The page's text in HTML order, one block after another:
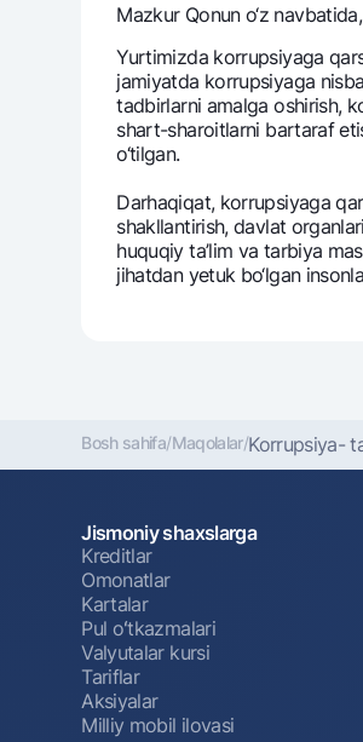
Qidirish
Foydali havolalar
Ko'p beriladigan savollar
Bizni ijtimoiy tarmoqlarda kuzatib
Mazkur Qonun o‘z
Yurtimizda korrupsiyaga
jamiyatda korrupsiyaga
tadbirlarni amalga oshirish,
shart-sharoitlarni bartaraf
o‘tilgan.
Darhaqiqat, korrupsiyaga
shakllantirish, davlat
huquqiy ta’lim va tarbiya
jihatdan yetuk bo‘lgan
Bosh sahifa/Maqolalar/Korrupsiya-
Jismoniy shaxslarga
Kreditlar
Omonatlar
Kartalar
Pul oʻtkazmalari
Valyutalar kursi
Tariflar
Aksiyalar
Milliy mobil ilovasi